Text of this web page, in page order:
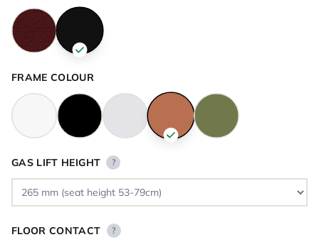
FRAME COLOUR
GAS LIFT HEIGHT ?
FLOOR CONTACT ?